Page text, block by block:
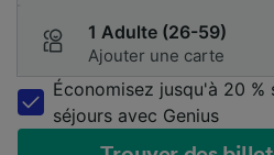
1 Adulte (26-59)
Ajouter une carte
Économisez jusqu'à 20 %
séjours avec Genius